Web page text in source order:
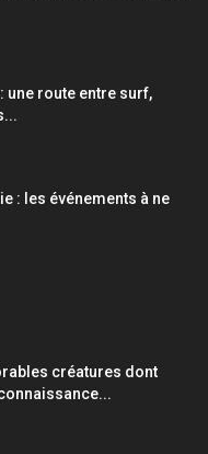
une route entre surf,
: les événements à ne
créatures dont